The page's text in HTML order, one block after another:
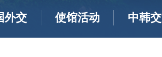
外交 使馆活动 中韩